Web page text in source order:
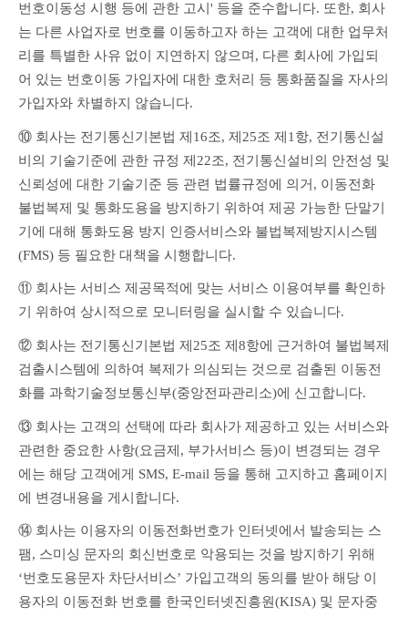
번호이동성 시행 등에 관한 고시' 등을 준수합니다. 또한, 회사
는 다른 사업자로 번호를 이동하고자 하는 고객에 대한 업무처
리를 특별한 사유 없이 지연하지 않으며, 다른 회사에 가입되
어 있는 번호이동 가입자에 대한 호처리 등 통화품질을 자사의
가입자와 차별하지 않습니다.
⑩ 회사는 전기통신기본법 제16조, 제25조 제1항, 전기통신설
비의 기술기준에 관한 규정 제22조, 전기통신설비의 안전성 및
신뢰성에 대한 기술기준 등 관련 법률규정에 의거, 이동전화
불법복제 및 통화도용을 방지하기 위하여 제공 가능한 단말기
기에 대해 통화도용 방지 인증서비스와 불법복제방지시스템
(FMS) 등 필요한 대책을 시행합니다.
⑪ 회사는 서비스 제공목적에 맞는 서비스 이용여부를 확인하
기 위하여 상시적으로 모니터링을 실시할 수 있습니다.
⑫ 회사는 전기통신기본법 제25조 제8항에 근거하여 불법복제
검출시스템에 의하여 복제가 의심되는 것으로 검출된 이동전
화를 과학기술정보통신부(중앙전파관리소)에 신고합니다.
⑬ 회사는 고객의 선택에 따라 회사가 제공하고 있는 서비스와
관련한 중요한 사항(요금제, 부가서비스 등)이 변경되는 경우
에는 해당 고객에게 SMS, E-mail 등을 통해 고지하고 홈페이지
에 변경내용을 게시합니다.
⑭ 회사는 이용자의 이동전화번호가 인터넷에서 발송되는 스
팸, 스미싱 문자의 회신번호로 악용되는 것을 방지하기 위해
‘번호도용문자 차단서비스’ 가입고객의 동의를 받아 해당 이
용자의 이동전화 번호를 한국인터넷진흥원(KISA) 및 문자중